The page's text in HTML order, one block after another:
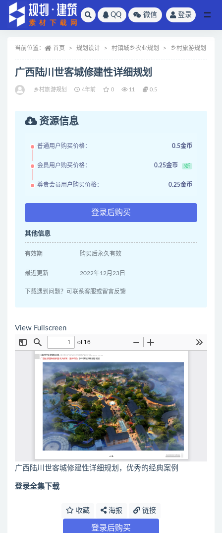
QQ 微信 登录
当前位置： 首页 规划设计 村镇城乡农业规划 乡村旅游规划
广西陆川世客城修建性详细规划
乡村旅游规划 4年前 0 11 0.5
资源信息
普通用户购买价格： 0.5金币
会员用户购买价格： 0.25金币 5折
尊贵会员用户购买价格： 0.25金币
登录后购买
其他信息
有效期 购买后永久有效
最近更新 2022年12月23日
下载遇到问题？可联系客服或留言反馈
View Fullscreen
广西陆川世客城修建性详细规划，优秀的经典案例
登录全集下载
收藏 海报 链接
登录后购买
全部